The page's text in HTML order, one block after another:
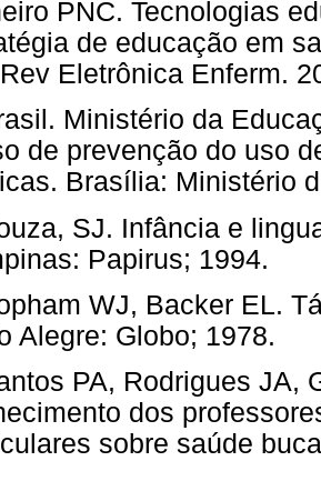
PNC. Tecnologias
de educação em
Rev Eletrônica
Ministério da
de prevenção do uso
Brasília: Ministério
SJ. Infância e
Papirus; 1994.
WJ, Backer EL.
Alegre: Globo; 1978.
PA, Rodrigues JA,
dos
sobre saúde